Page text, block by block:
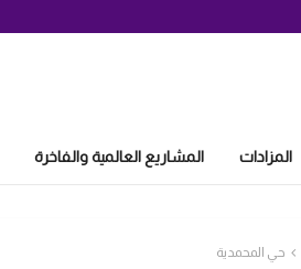
المزادات المشاريع العالمية والفاخرة
حي المحمدية